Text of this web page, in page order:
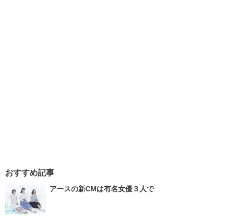
おすすめ記事
アースの新CMは有名女優３人で